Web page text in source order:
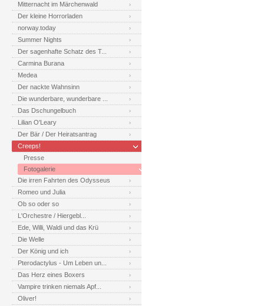
Mitternacht im Märchenwald
Der kleine Horrorladen
norway.today
Summer Nights
Der sagenhafte Schatz des T...
Carmina Burana
Medea
Der nackte Wahnsinn
Die wunderbare, wunderbare ...
Das Dschungelbuch
Lilian O'Leary
Der Bär / Der Heiratsantrag
Creeps!
Presse
Fotogalerie
Die irren Fahrten des Odysseus
Romeo und Julia
Ob so oder so
L'Orchestre / Hiergebl...
Ede, Willi, Waldi und das Krü
Die Welle
Der König und ich
Pterodactylus - Um Leben un...
Das Herz eines Boxers
Vampire trinken niemals Apf...
Oliver!